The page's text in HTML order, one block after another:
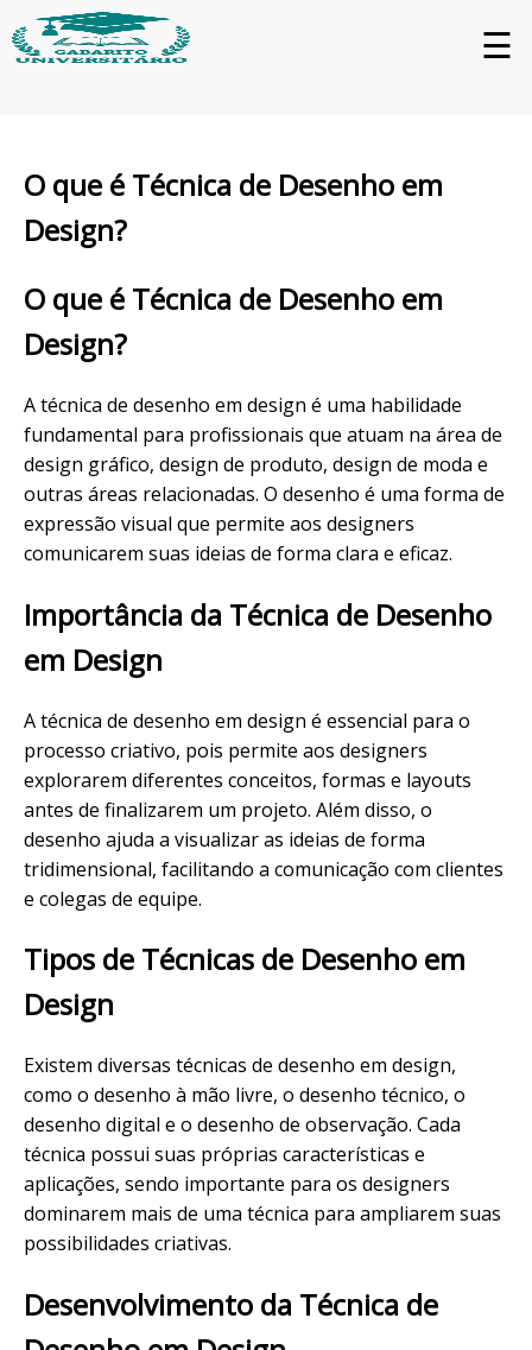
☰
O que é Técnica de Desenho em
Design?
O que é Técnica de Desenho em
Design?
A técnica de desenho em design é uma habilidade
fundamental para profissionais que atuam na área de
design gráfico, design de produto, design de moda e
outras áreas relacionadas. O desenho é uma forma de
expressão visual que permite aos designers
comunicarem suas ideias de forma clara e eficaz.
Importância da Técnica de Desenho
em Design
A técnica de desenho em design é essencial para o
processo criativo, pois permite aos designers
explorarem diferentes conceitos, formas e layouts
antes de finalizarem um projeto. Além disso, o
desenho ajuda a visualizar as ideias de forma
tridimensional, facilitando a comunicação com clientes
e colegas de equipe.
Tipos de Técnicas de Desenho em
Design
Existem diversas técnicas de desenho em design,
como o desenho à mão livre, o desenho técnico, o
desenho digital e o desenho de observação. Cada
técnica possui suas próprias características e
aplicações, sendo importante para os designers
dominarem mais de uma técnica para ampliarem suas
possibilidades criativas.
Desenvolvimento da Técnica de